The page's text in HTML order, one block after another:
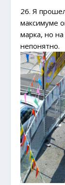
26. Я
максимуме
марка, но
непонятно.